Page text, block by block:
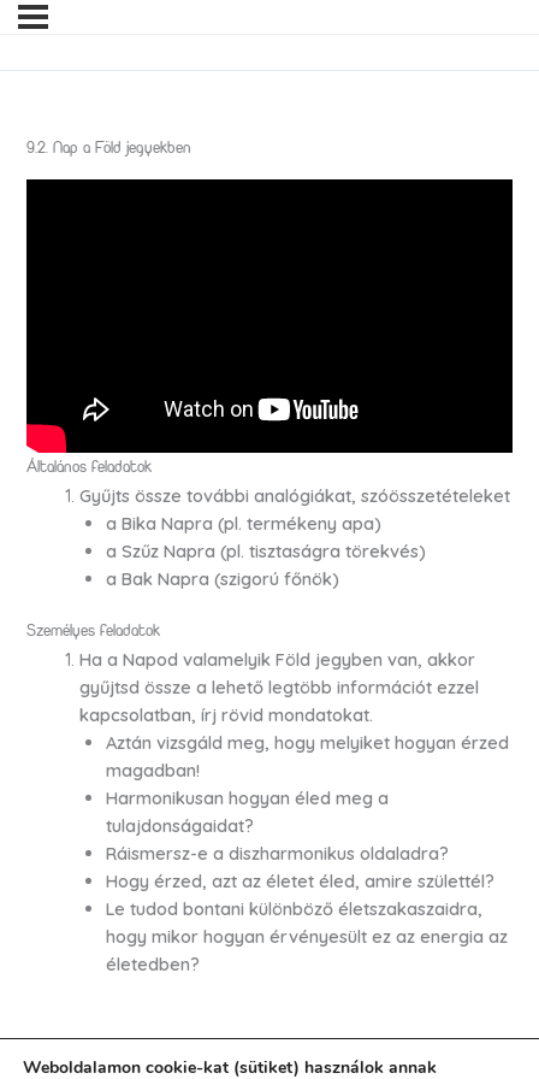
9.2. Nap a Föld jegyekben
Általános feladatok
Gyűjts össze további analógiákat, szóösszetételeket
a Bika Napra (pl. termékeny apa)
a Szűz Napra (pl. tisztaságra törekvés)
a Bak Napra (szigorú főnök)
Személyes feladatok
Ha a Napod valamelyik Föld jegyben van, akkor
gyűjtsd össze a lehető legtöbb információt ezzel
kapcsolatban, írj rövid mondatokat.
Aztán vizsgáld meg, hogy melyiket hogyan érzed
magadban!
Harmonikusan hogyan éled meg a
tulajdonságaidat?
Ráismersz-e a diszharmonikus oldaladra?
Hogy érzed, azt az életet éled, amire születtél?
Le tudod bontani különböző életszakaszaidra,
hogy mikor hogyan érvényesült ez az energia az
életedben?
Weboldalamon cookie-kat (sütiket) használok annak